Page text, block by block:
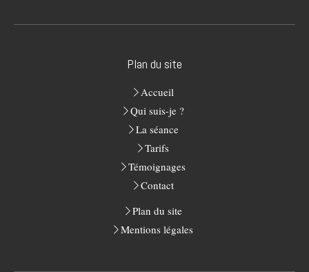
Plan du site
Accueil
Qui suis-je ?
La séance
Tarifs
Témoignages
Contact
Plan du site
Mentions légales